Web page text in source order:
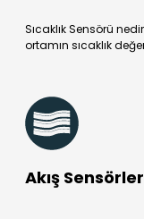
Sıcaklık Sensörü
ortamın sıcaklık
Akış